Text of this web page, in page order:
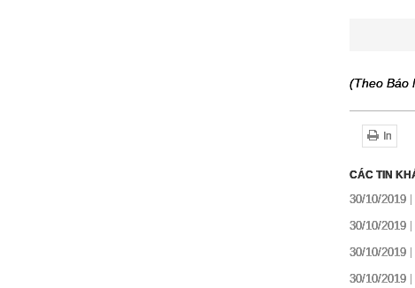
(Theo Báo
In
CÁC TIN
30/10/2019
30/10/2019
30/10/2019
30/10/2019